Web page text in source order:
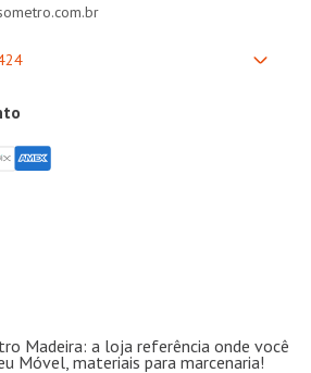
Madeira: a loja referência onde você
Móvel, materiais para marcenaria!